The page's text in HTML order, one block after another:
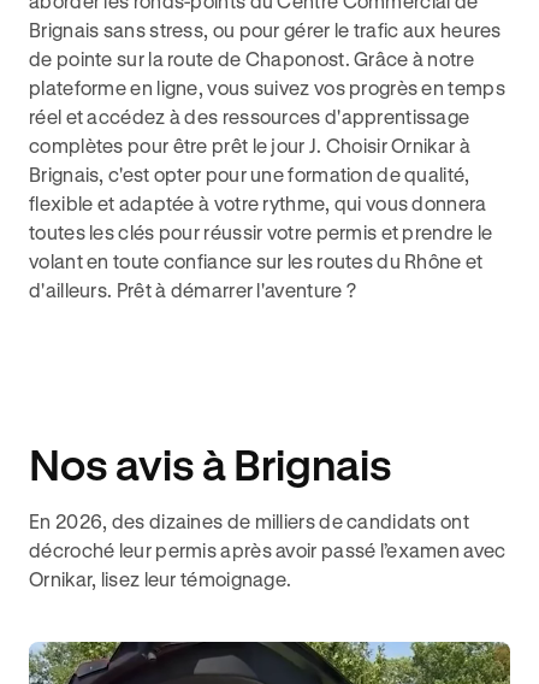
Brignais sans stress, ou pour gérer le trafic aux heures
de pointe sur la route de Chaponost. Grâce à notre
plateforme en ligne, vous suivez vos progrès en temps
réel et accédez à des ressources d'apprentissage
complètes pour être prêt le jour J. Choisir Ornikar à
Brignais, c'est opter pour une formation de qualité,
flexible et adaptée à votre rythme, qui vous donnera
toutes les clés pour réussir votre permis et prendre le
volant en toute confiance sur les routes du Rhône et
d'ailleurs. Prêt à démarrer l'aventure ?
Nos avis à Brignais
En 2026, des dizaines de milliers de candidats ont
décroché leur permis après avoir passé l’examen avec
Ornikar, lisez leur témoignage.